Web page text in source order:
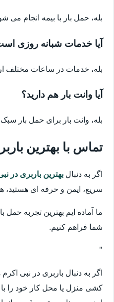
بله، حمل بار با بیمه انجام می
آیا خدمات شبانه روزی
بله، خدمات در ساعات مختلف
آیا وانت بار هم دارید؟
بله، وانت بار برای حمل بار
تماس با بهترین
اگر به دنبال بهترین باربری در
سریع، ایمن و حرفه ای هستید،
ما آماده ایم بهترین تجربه
شما فراهم کنیم.
"
اگر به دنبال باربری در نبی
کشی منزل یا محل کار خود را با